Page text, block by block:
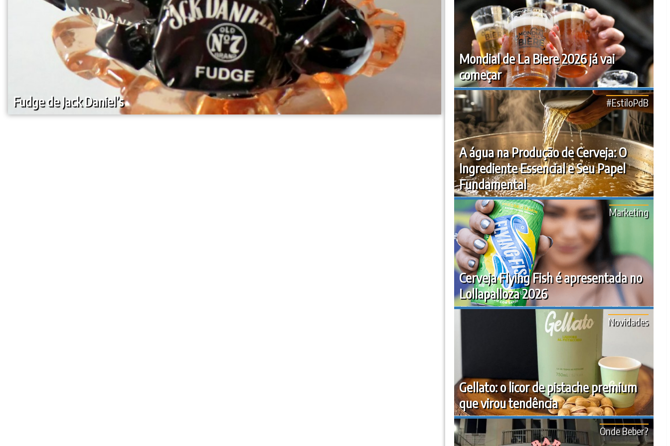
Fudge de Jack Daniel’s
Mondial de La Biere 2026 já vai
começar
A água na Produção de Cerveja: O
Ingrediente Essencial e Seu Papel
Fundamental
#EstiloPdB
Cerveja Flying Fish é apresentada no
Lollapalloza 2026
Marketing
Gellato: o licor de pistache premium
que virou tendência
Novidades
Onde Beber?